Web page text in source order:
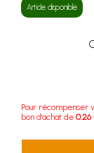
Article disponible
Pour récompenser
bon d'achat de 0.26